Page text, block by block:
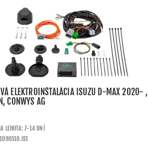
ELEKTROINŠTALÁCIA ISUZU D-MAX 2020- ,
CONWYS AG
LEHOTA: 7-14 DNÍ